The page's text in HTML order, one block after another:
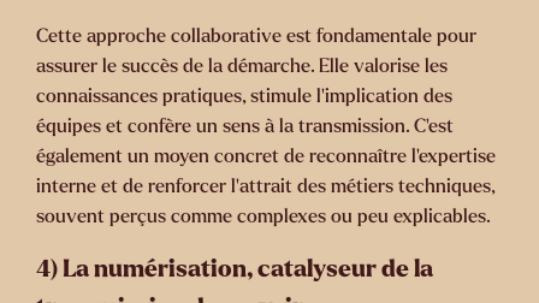
Cette approche collaborative est fondamentale pour
assurer le succès de la démarche. Elle valorise les
connaissances pratiques, stimule l’implication des
équipes et confère un sens à la transmission. C’est
également un moyen concret de reconnaître l’expertise
interne et de renforcer l’attrait des métiers techniques,
souvent perçus comme complexes ou peu explicables.
4) La numérisation, catalyseur de la